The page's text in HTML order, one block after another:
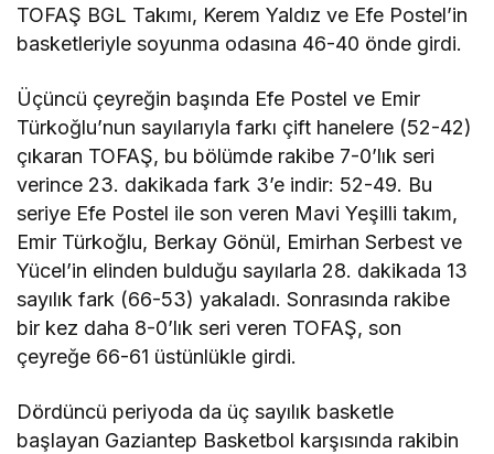
TOFAŞ BGL Takımı, Kerem Yaldız ve Efe Postel’in
basketleriyle soyunma odasına 46-40 önde girdi.
Üçüncü çeyreğin başında Efe Postel ve Emir
Türkoğlu’nun sayılarıyla farkı çift hanelere (52-42)
çıkaran TOFAŞ, bu bölümde rakibe 7-0’lık seri
verince 23. dakikada fark 3’e indir: 52-49. Bu
seriye Efe Postel ile son veren Mavi Yeşilli takım,
Emir Türkoğlu, Berkay Gönül, Emirhan Serbest ve
Yücel’in elinden bulduğu sayılarla 28. dakikada 13
sayılık fark (66-53) yakaladı. Sonrasında rakibe
bir kez daha 8-0’lık seri veren TOFAŞ, son
çeyreğe 66-61 üstünlükle girdi.
Dördüncü periyoda da üç sayılık basketle
başlayan Gaziantep Basketbol karşısında rakibin